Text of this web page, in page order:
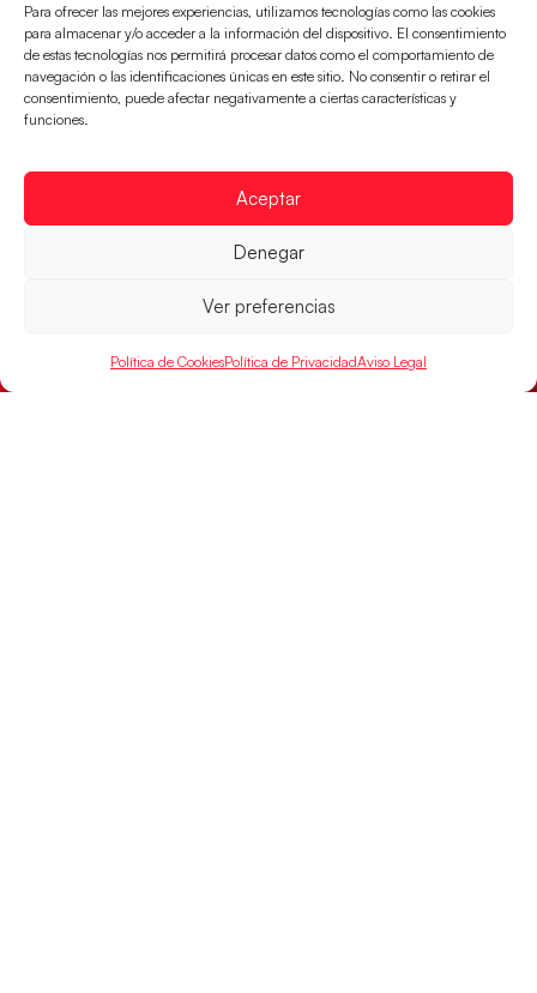
Para ofrecer las mejores experiencias, utilizamos tecnologías como las cookies
para almacenar y/o acceder a la información del dispositivo. El consentimiento
de estas tecnologías nos permitirá procesar datos como el comportamiento de
navegación o las identificaciones únicas en este sitio. No consentir o retirar el
consentimiento, puede afectar negativamente a ciertas características y
funciones.
Aceptar
Denegar
Ver preferencias
Política de CookiesPolítica de PrivacidadAviso Legal
un billete para las semifinales del Mundial
15:00 h, los cuartos de final del Campeonato del